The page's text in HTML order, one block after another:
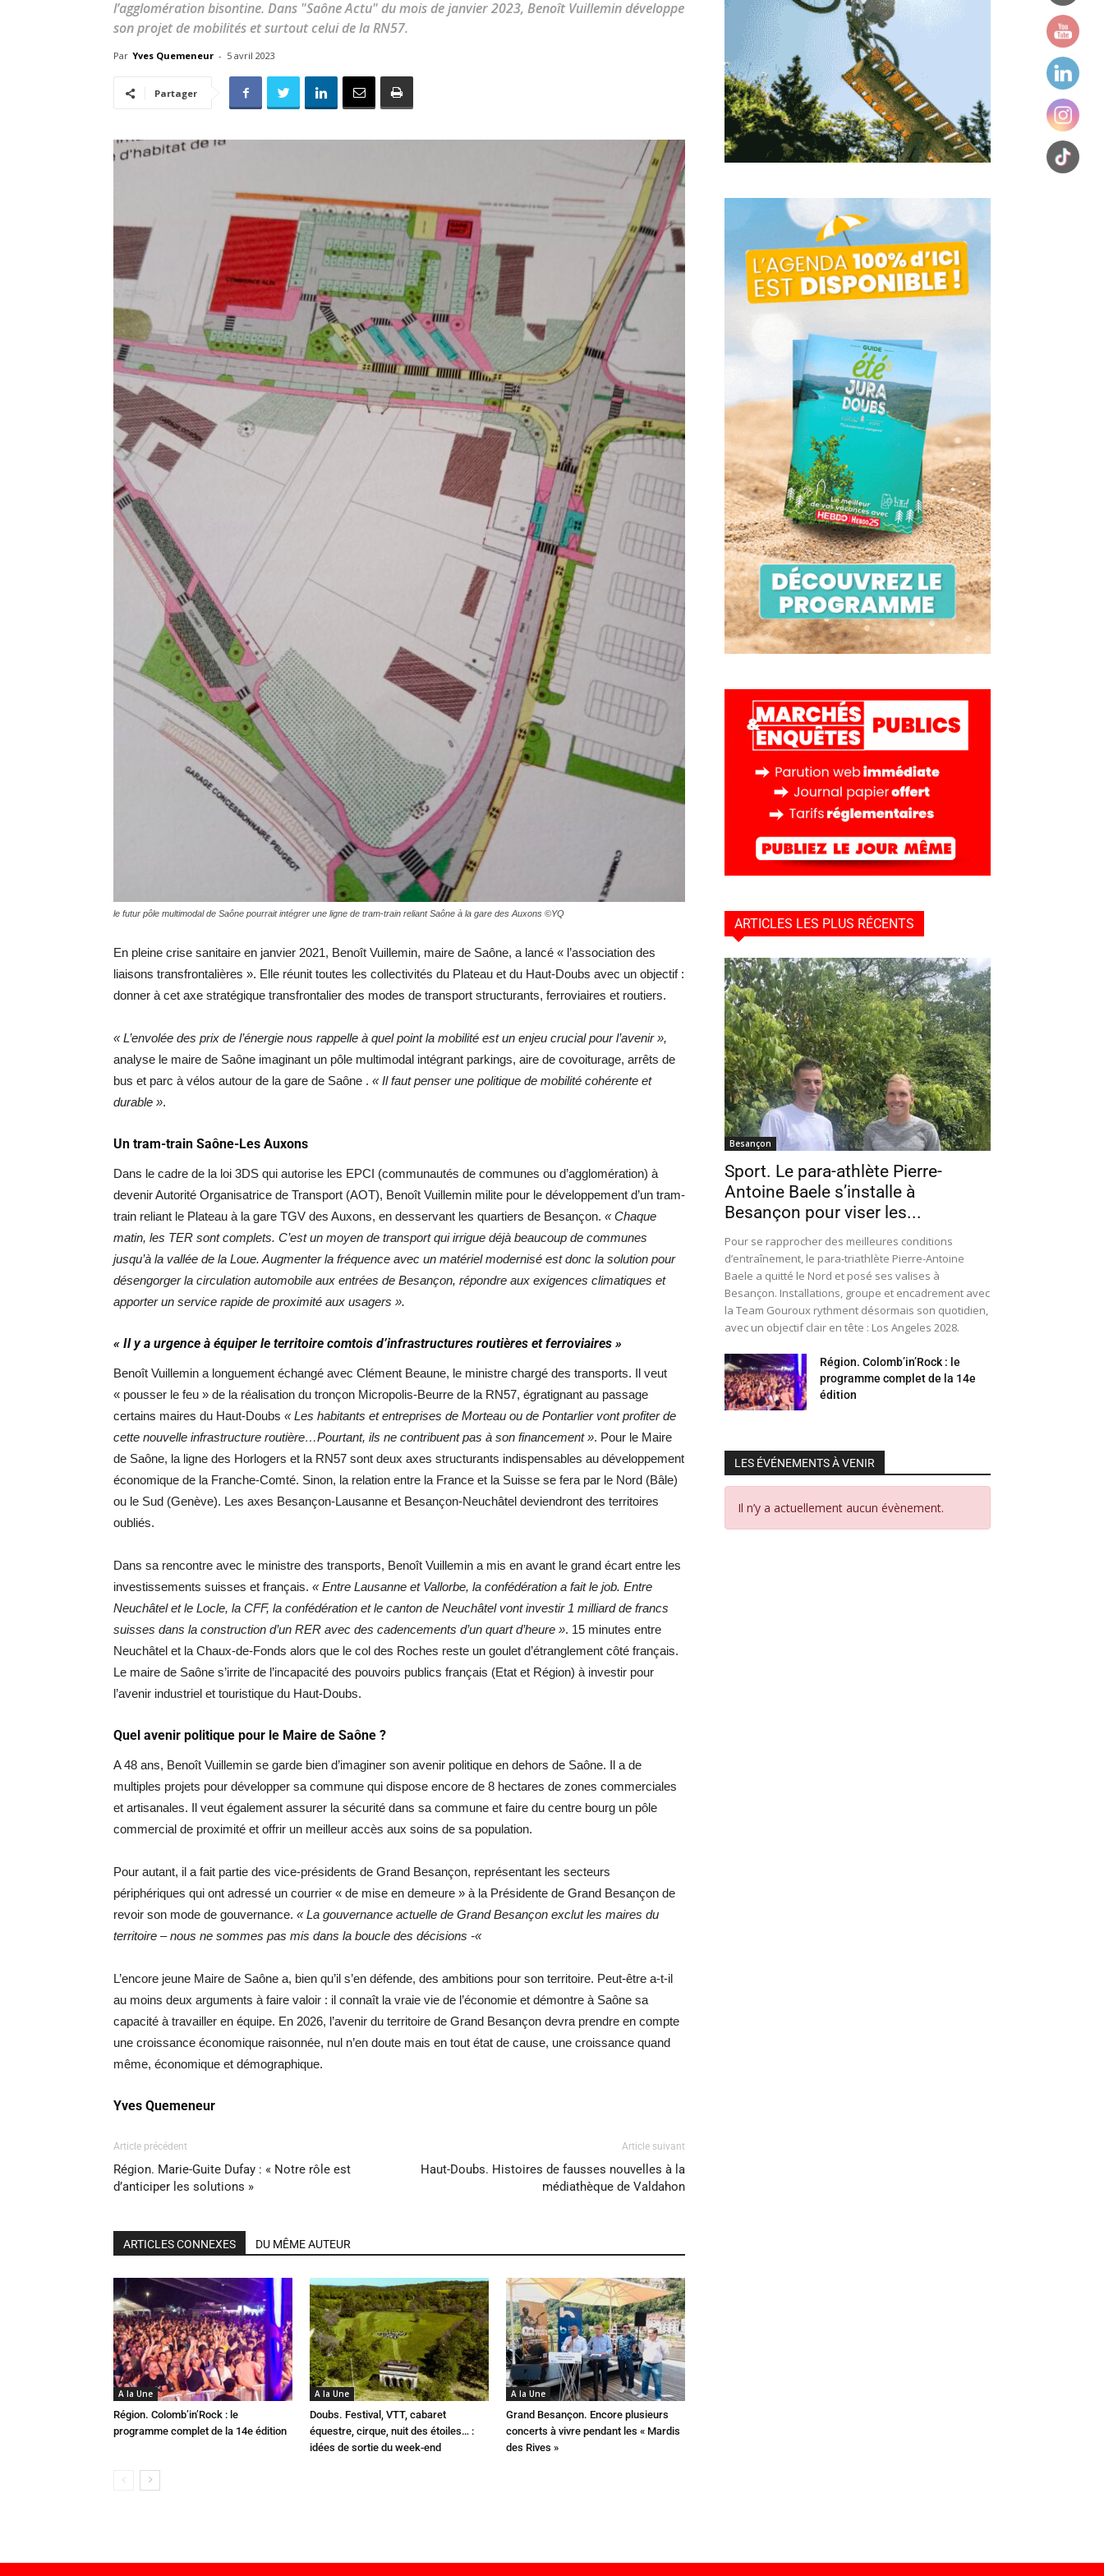
toute
locale
Hebdo25
l’agglomération bisontine. Dans "Saône Actu" du mois de janvier 2023, Benoît Vuillemin développe
son projet de mobilités et surtout celui de la RN57.
Par Yves Quemeneur - 5 avril 2023
Partager
le futur pôle multimodal de Saône pourrait intégrer une ligne de tram-train reliant Saône à la gare des Auxons ©YQ
En pleine crise sanitaire en janvier 2021, Benoît Vuillemin, maire de Saône, a lancé « l’association des
liaisons transfrontalières ». Elle réunit toutes les collectivités du Plateau et du Haut-Doubs avec un objectif :
donner à cet axe stratégique transfrontalier des modes de transport structurants, ferroviaires et routiers.
« L’envolée des prix de l’énergie nous rappelle à quel point la mobilité est un enjeu crucial pour l’avenir »,
analyse le maire de Saône imaginant un pôle multimodal intégrant parkings, aire de covoiturage, arrêts de
bus et parc à vélos autour de la gare de Saône . « Il faut penser une politique de mobilité cohérente et
durable ».
Un tram-train Saône-Les Auxons
Dans le cadre de la loi 3DS qui autorise les EPCI (communautés de communes ou d’agglomération) à
devenir Autorité Organisatrice de Transport (AOT), Benoît Vuillemin milite pour le développement d’un tram-
train reliant le Plateau à la gare TGV des Auxons, en desservant les quartiers de Besançon. « Chaque
matin, les TER sont complets. C’est un moyen de transport qui irrigue déjà beaucoup de communes
jusqu’à la vallée de la Loue. Augmenter la fréquence avec un matériel modernisé est donc la solution pour
désengorger la circulation automobile aux entrées de Besançon, répondre aux exigences climatiques et
apporter un service rapide de proximité aux usagers ».
« Il y a urgence à équiper le territoire comtois d’infrastructures routières et ferroviaires »
Benoît Vuillemin a longuement échangé avec Clément Beaune, le ministre chargé des transports. Il veut
« pousser le feu » de la réalisation du tronçon Micropolis-Beurre de la RN57, égratignant au passage
certains maires du Haut-Doubs « Les habitants et entreprises de Morteau ou de Pontarlier vont profiter de
cette nouvelle infrastructure routière…Pourtant, ils ne contribuent pas à son financement ». Pour le Maire
de Saône, la ligne des Horlogers et la RN57 sont deux axes structurants indispensables au développement
économique de la Franche-Comté. Sinon, la relation entre la France et la Suisse se fera par le Nord (Bâle)
ou le Sud (Genève). Les axes Besançon-Lausanne et Besançon-Neuchâtel deviendront des territoires
oubliés.
Dans sa rencontre avec le ministre des transports, Benoît Vuillemin a mis en avant le grand écart entre les
investissements suisses et français. « Entre Lausanne et Vallorbe, la confédération a fait le job. Entre
Neuchâtel et le Locle, la CFF, la confédération et le canton de Neuchâtel vont investir 1 milliard de francs
suisses dans la construction d’un RER avec des cadencements d’un quart d’heure ». 15 minutes entre
Neuchâtel et la Chaux-de-Fonds alors que le col des Roches reste un goulet d’étranglement côté français.
Le maire de Saône s’irrite de l’incapacité des pouvoirs publics français (Etat et Région) à investir pour
l’avenir industriel et touristique du Haut-Doubs.
Quel avenir politique pour le Maire de Saône ?
A 48 ans, Benoît Vuillemin se garde bien d’imaginer son avenir politique en dehors de Saône. Il a de
multiples projets pour développer sa commune qui dispose encore de 8 hectares de zones commerciales
et artisanales. Il veut également assurer la sécurité dans sa commune et faire du centre bourg un pôle
commercial de proximité et offrir un meilleur accès aux soins de sa population.
Pour autant, il a fait partie des vice-présidents de Grand Besançon, représentant les secteurs
périphériques qui ont adressé un courrier « de mise en demeure » à la Présidente de Grand Besançon de
revoir son mode de gouvernance. « La gouvernance actuelle de Grand Besançon exclut les maires du
territoire – nous ne sommes pas mis dans la boucle des décisions -«
L’encore jeune Maire de Saône a, bien qu’il s’en défende, des ambitions pour son territoire. Peut-être a-t-il
au moins deux arguments à faire valoir : il connaît la vraie vie de l’économie et démontre à Saône sa
capacité à travailler en équipe. En 2026, l’avenir du territoire de Grand Besançon devra prendre en compte
une croissance économique raisonnée, nul n’en doute mais en tout état de cause, une croissance quand
même, économique et démographique.
Yves Quemeneur
Article précédent
Région. Marie-Guite Dufay : « Notre rôle est
d’anticiper les solutions »
Article suivant
Haut-Doubs. Histoires de fausses nouvelles à la
médiathèque de Valdahon
ARTICLES CONNEXES DU MÊME AUTEUR
A la Une
Région. Colomb’in’Rock : le
programme complet de la 14e édition
A la Une
Doubs. Festival, VTT, cabaret
équestre, cirque, nuit des étoiles… :
idées de sortie du week-end
A la Une
Grand Besançon. Encore plusieurs
concerts à vivre pendant les « Mardis
des Rives »
ARTICLES LES PLUS RÉCENTS
Besançon
Sport. Le para-athlète Pierre-
Antoine Baele s’installe à
Besançon pour viser les...
Pour se rapprocher des meilleures conditions
d’entraînement, le para-triathlète Pierre-Antoine
Baele a quitté le Nord et posé ses valises à
Besançon. Installations, groupe et encadrement avec
la Team Gouroux rythment désormais son quotidien,
avec un objectif clair en tête : Los Angeles 2028.
Région. Colomb’in’Rock : le
programme complet de la 14e
édition
LES ÉVÉNEMENTS À VENIR
Il n’y a actuellement aucun évènement.